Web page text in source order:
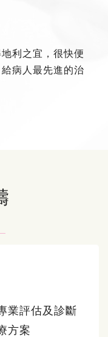
利之宜，很快便
病人最先進的治
業評估及診斷
方案